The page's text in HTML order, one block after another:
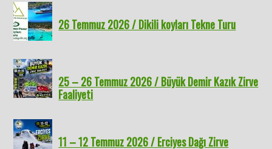
26 Temmuz 2026 / Dikili koyları Tekne Turu
25 – 26 Temmuz 2026 / Büyük Demir Kazık Zirve
Faaliyeti
11 – 12 Temmuz 2026 / Erciyes Dağı Zirve